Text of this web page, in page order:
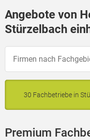
Angebote von
Stürzelbach
30 Fachbetriebe in
Premium